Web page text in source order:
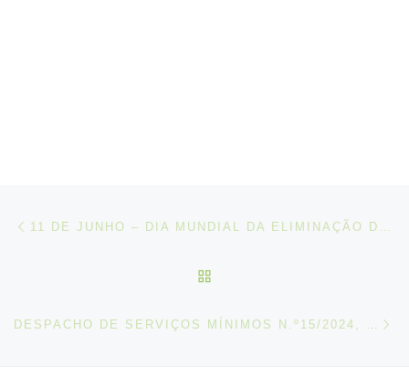
Post navigation